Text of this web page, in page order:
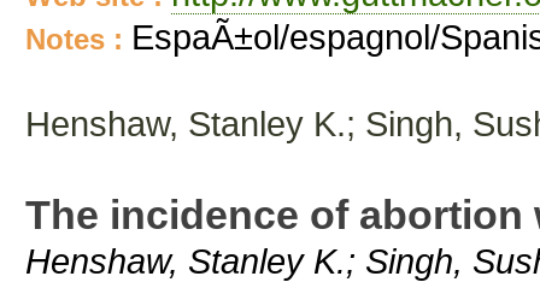
Notes : EspaÃ±ol/espagnol/
Henshaw, Stanley K.; Singh,
The incidence of abortion
Henshaw, Stanley K.; Singh,